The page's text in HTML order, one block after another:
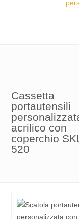
Cassetta
portautensili
acrilico con
coperchio
520